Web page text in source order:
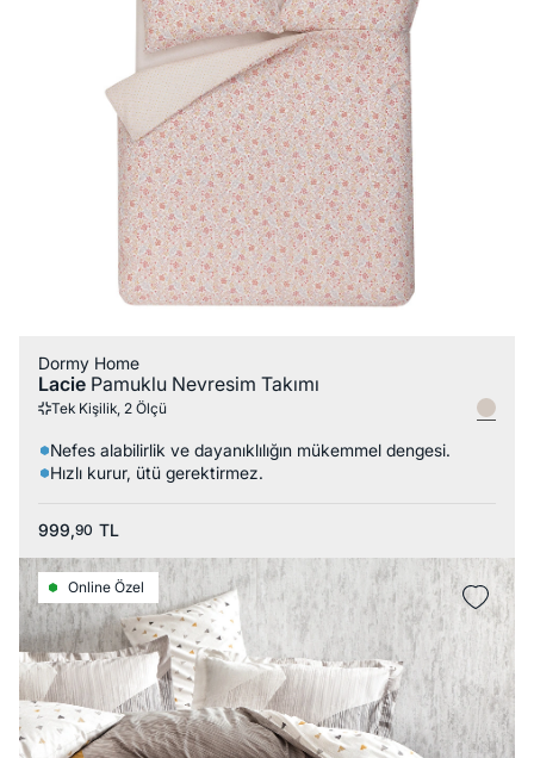
Dormy Home
Lacie Pamuklu Nevresim Takımı
Tek Kişilik, 2 Ölçü
Nefes alabilirlik ve dayanıklılığın mükemmel dengesi.
Hızlı kurur, ütü gerektirmez.
999,90 TL
Online Özel